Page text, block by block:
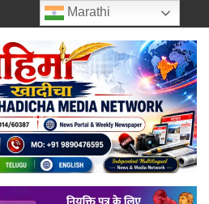
Marathi